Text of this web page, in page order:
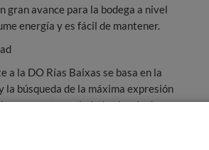
gran avance para la bodega a nivel
energía y es fácil de mantener.
a la DO Rías Baixas se basa en la
búsqueda de la máxima expresión
con esta variedad, además de un
de Señorans han estado desde sus
e internacional.